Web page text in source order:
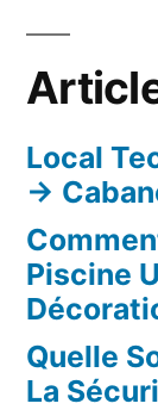
Local
→
Piscine
Quelle
La